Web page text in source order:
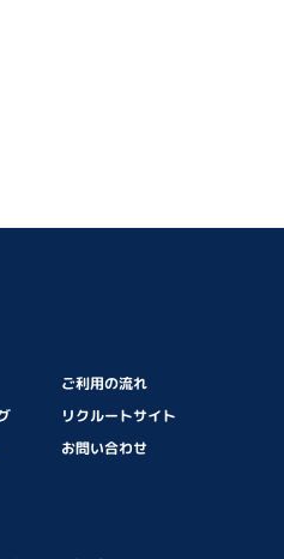
ご利用の流れ
リクルートサイト
お問い合わせ